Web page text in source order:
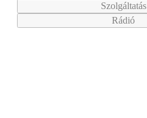
Szolgáltatás
Rádió